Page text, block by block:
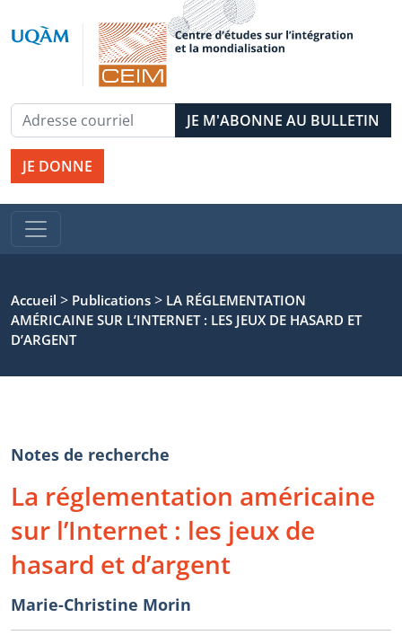
JE DONNE
Accueil > Publications > LA RÉGLEMENTATION
AMÉRICAINE SUR L’INTERNET : LES JEUX DE HASARD ET
D’ARGENT
Notes de recherche
La réglementation américaine
sur l’Internet : les jeux de
hasard et d’argent
Marie-Christine Morin